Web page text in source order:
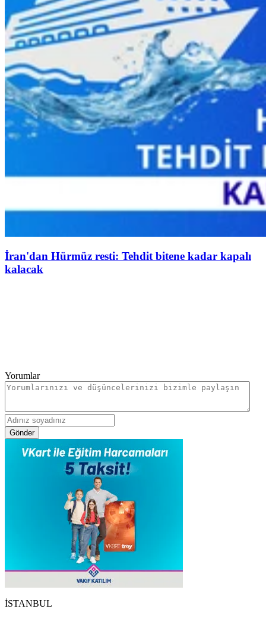
İran'dan Hürmüz resti: Tehdit bitene kadar kapalı
kalacak
Yorumlar
Gönder
İSTANBUL